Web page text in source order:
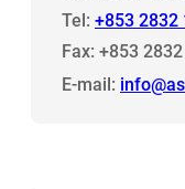
Tel: +853 2832
Fax: +853
E-mail: